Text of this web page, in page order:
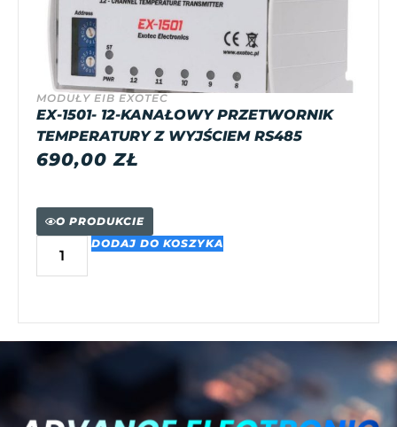
MODUŁY EIB EXOTEC
EX-1501- 12-KANAŁOWY PRZETWORNIK
TEMPERATURY Z WYJŚCIEM RS485
690,00ZŁ
O PRODUKCIE
DODAJ DO KOSZYKA